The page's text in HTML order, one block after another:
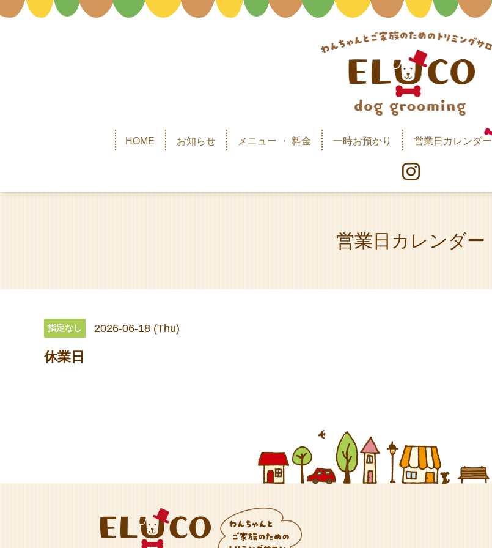
HOME お知らせ メニュー ・ 料金 一時お預かり 営業日カレンダー
営業日カレンダー
指定なし 2026-06-18 (Thu)
休業日